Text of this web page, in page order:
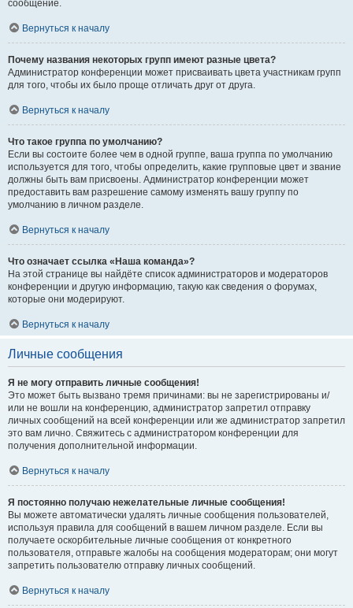
сообщение.
Вернуться к началу
Почему названия некоторых групп имеют разные цвета?
Администратор конференции может присваивать цвета участникам групп
для того, чтобы их было проще отличать друг от друга.
Вернуться к началу
Что такое группа по умолчанию?
Если вы состоите более чем в одной группе, ваша группа по умолчанию
используется для того, чтобы определить, какие групповые цвет и звание
должны быть вам присвоены. Администратор конференции может
предоставить вам разрешение самому изменять вашу группу по
умолчанию в личном разделе.
Вернуться к началу
Что означает ссылка «Наша команда»?
На этой странице вы найдёте список администраторов и модераторов
конференции и другую информацию, такую как сведения о форумах,
которые они модерируют.
Вернуться к началу
Личные сообщения
Я не могу отправить личные сообщения!
Это может быть вызвано тремя причинами: вы не зарегистрированы и/
или не вошли на конференцию, администратор запретил отправку
личных сообщений на всей конференции или же администратор запретил
это вам лично. Свяжитесь с администратором конференции для
получения дополнительной информации.
Вернуться к началу
Я постоянно получаю нежелательные личные сообщения!
Вы можете автоматически удалять личные сообщения пользователей,
используя правила для сообщений в вашем личном разделе. Если вы
получаете оскорбительные личные сообщения от конкретного
пользователя, отправьте жалобы на сообщения модераторам; они могут
запретить пользователю отправку личных сообщений.
Вернуться к началу